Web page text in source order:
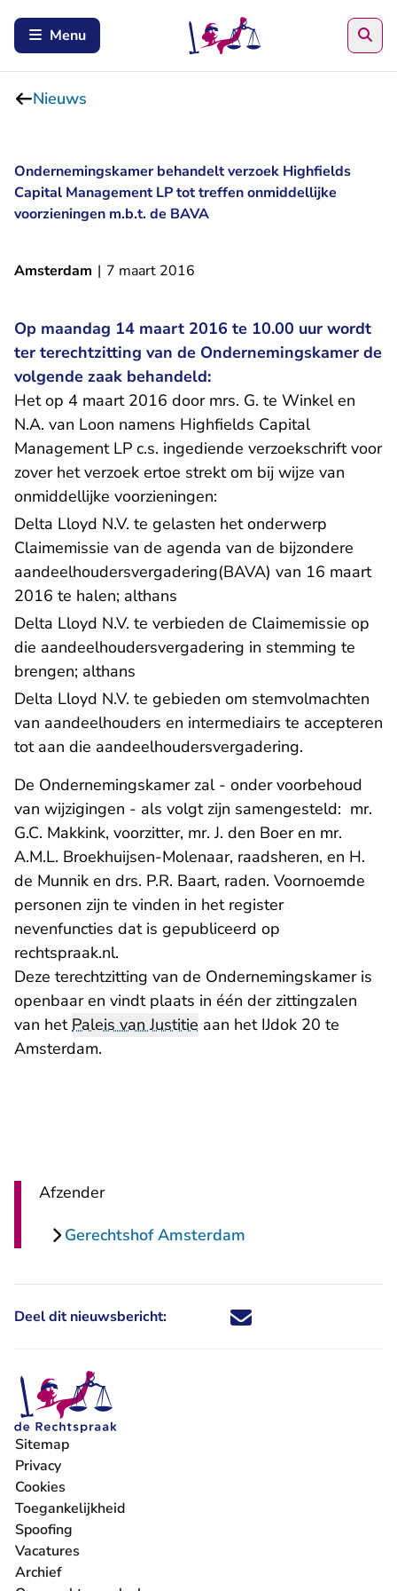
Menu
Nieuws
Ondernemingskamer behandelt verzoek Highfields
Capital Management LP tot treffen onmiddellijke
voorzieningen m.b.t. de BAVA
Amsterdam | 7 maart 2016
Op maandag 14 maart 2016 te 10.00 uur wordt
ter terechtzitting van de Ondernemingskamer de
volgende zaak behandeld:
Het op 4 maart 2016 door mrs. G. te Winkel en
N.A. van Loon namens Highfields Capital
Management LP c.s. ingediende verzoekschrift voor
zover het verzoek ertoe strekt om bij wijze van
onmiddellijke voorzieningen:
Delta Lloyd N.V. te gelasten het onderwerp
Claimemissie van de agenda van de bijzondere
aandeelhoudersvergadering(BAVA) van 16 maart
2016 te halen; althans
Delta Lloyd N.V. te verbieden de Claimemissie op
die aandeelhoudersvergadering in stemming te
brengen; althans
Delta Lloyd N.V. te gebieden om stemvolmachten
van aandeelhouders en intermediairs te accepteren
tot aan die aandeelhoudersvergadering.
De Ondernemingskamer zal - onder voorbehoud
van wijzigingen - als volgt zijn samengesteld: mr.
G.C. Makkink, voorzitter, mr. J. den Boer en mr.
A.M.L. Broekhuijsen-Molenaar, raadsheren, en H.
de Munnik en drs. P.R. Baart, raden. Voornoemde
personen zijn te vinden in het register
nevenfuncties dat is gepubliceerd op
rechtspraak.nl.
Deze terechtzitting van de Ondernemingskamer is
openbaar en vindt plaats in één der zittingzalen
van hetPaleis van Justitie aan het IJdok 20 te
Amsterdam.
Afzender
Gerechtshof Amsterdam
Deel dit nieuwsbericht: Deel dit nieuwsbericht via X -
Deel dit nieuwsbericht via
Deel dit nieuwsbericht
Deel dit
Sitemap
Privacy
Cookies
Toegankelijkheid
Spoofing
Vacatures
- U verlaat Rechtspraak.nl
Archief